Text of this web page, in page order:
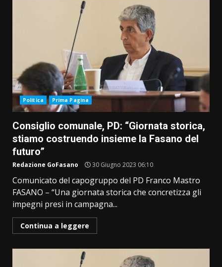
Politica Prima Pagina
Consiglio comunale, PD: “Giornata storica,
stiamo costruendo insieme la Fasano del
futuro”
Redazione GoFasano 30 Giugno 2023 06:10
Comunicato del capogruppo del PD Franco Mastro
FASANO – “Una giornata storica che concretizza gli
impegni presi in campagna...
Continua a leggere